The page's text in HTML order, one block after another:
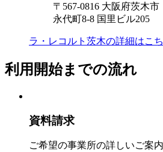
〒567-0816 大阪府茨木市
永代町8-8 国里ビル205
ラ・レコルト茨木の詳細はこ
利用開始までの流れ
資料請求
ご希望の事業所の詳しいご案